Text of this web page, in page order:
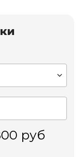
руб